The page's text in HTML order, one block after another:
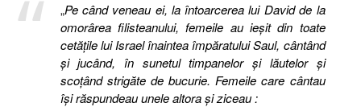
„Pe când veneau ei, la întoarcerea lui David de la
omorârea filisteanului, femeile au ieşit din toate
cetăţile lui Israel înaintea împăratului Saul, cântând
şi jucând, în sunetul timpanelor şi lăutelor şi
scoţând strigăte de bucurie. Femeile care cântau
îşi răspundeau unele altora şi ziceau :